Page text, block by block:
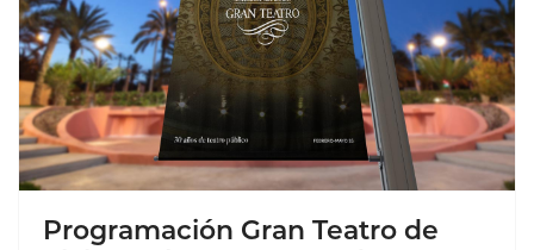
Programación Gran Teatro de